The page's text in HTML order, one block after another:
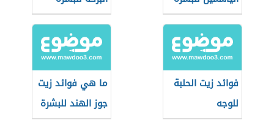
فوائد زيت الحلبة
للوجه
ما هي فوائد زيت
جوز الهند للبشرة